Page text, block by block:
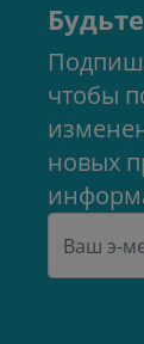
чтобы
новых